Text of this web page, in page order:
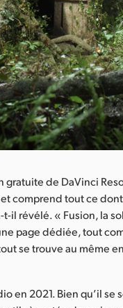
gratuite de DaVinci
comprend tout ce
il révélé. « Fusion, la
page dédiée, tout
se trouve au même
en 2021. Bien qu’il